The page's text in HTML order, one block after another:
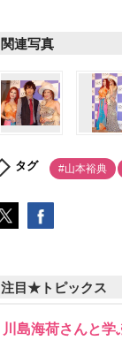
関連写真
タグ #山本裕典
注目★トピックス
川島海荷さんと学